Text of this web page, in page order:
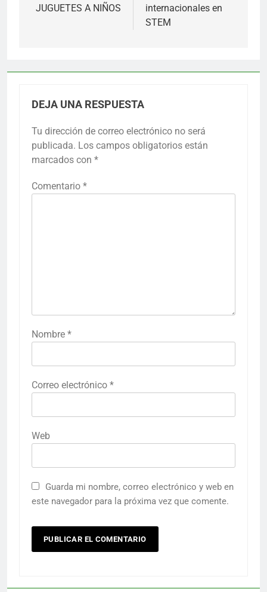
JUGUETES A NIÑOS
internacionales en
STEM
DEJA UNA RESPUESTA
Tu dirección de correo electrónico no será
publicada. Los campos obligatorios están
marcados con *
Comentario *
Nombre *
Correo electrónico *
Web
Guarda mi nombre, correo electrónico y web en
este navegador para la próxima vez que comente.